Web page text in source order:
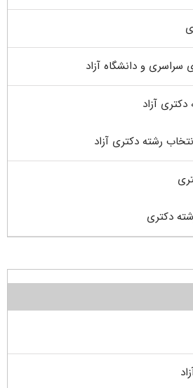
سراسری و دانشگاه آزاد
آزاد
رشته دکتری آزاد
دکتری